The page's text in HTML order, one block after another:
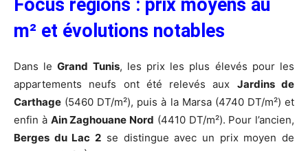
Focus régions : prix moyens au
m² et évolutions notables
Dans leGrand Tunis, les prix les plus élevés pour les
appartements neufs ont été relevés aux Jardins de
Carthage (5460 DT/m²), puis à la Marsa (4740 DT/m²) et
enfin à Ain Zaghouane Nord (4410 DT/m²). Pour l’ancien,
Berges du Lac 2 se distingue avec un prix moyen de